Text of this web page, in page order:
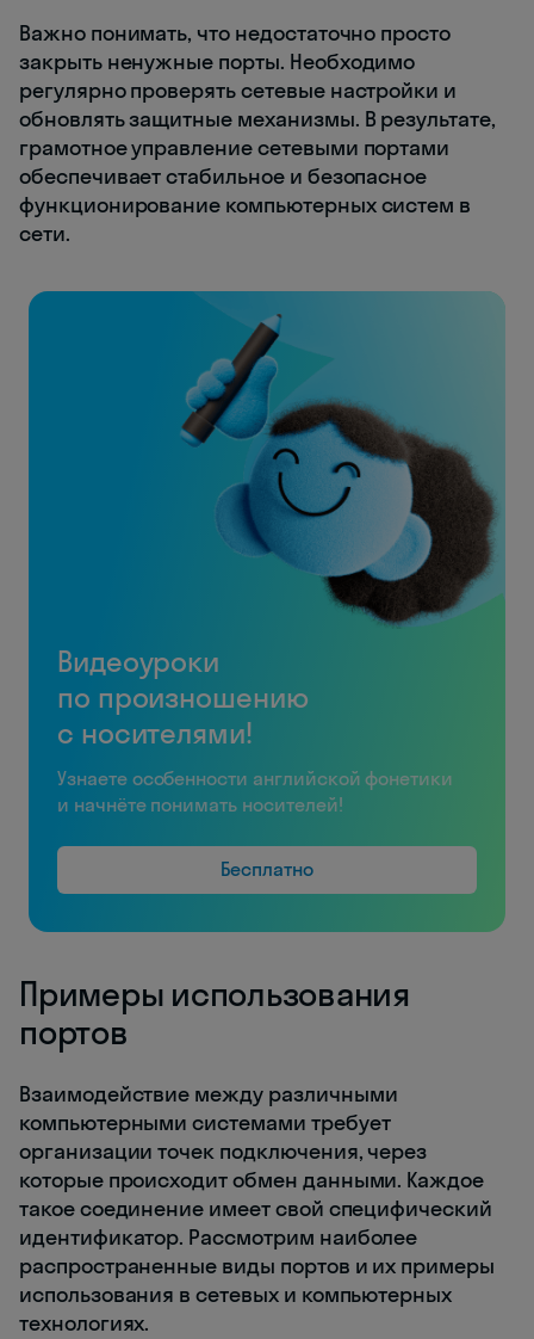
Важно понимать, что недостаточно просто
закрыть ненужные порты. Необходимо
регулярно проверять сетевые настройки и
обновлять защитные механизмы. В результате,
грамотное управление сетевыми портами
обеспечивает стабильное и безопасное
функционирование компьютерных систем в
сети.
Видеоуроки
по произношению
с носителями!
Узнаете особенности английской фонетики
и начнёте понимать носителей!
Бесплатно
Примеры использования
портов
Взаимодействие между различными
компьютерными системами требует
организации точек подключения, через
которые происходит обмен данными. Каждое
такое соединение имеет свой специфический
идентификатор. Рассмотрим наиболее
распространенные виды портов и их примеры
использования в сетевых и компьютерных
технологиях.